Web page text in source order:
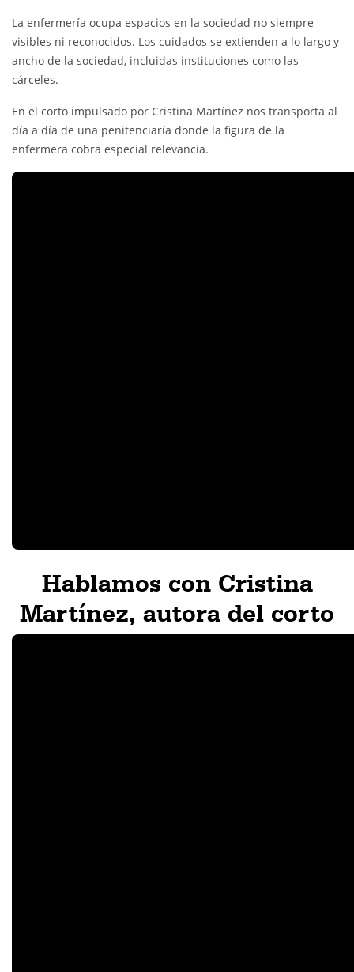
La enfermería ocupa espacios en la sociedad no siempre
visibles ni reconocidos. Los cuidados se extienden a lo largo y
ancho de la sociedad, incluidas instituciones como las
cárceles.
En el corto impulsado por Cristina Martínez nos transporta al
día a día de una penitenciaría donde la figura de la
enfermera cobra especial relevancia.
Hablamos con Cristina
Martínez, autora del corto